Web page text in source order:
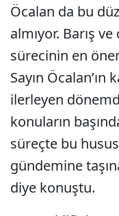
Öcalan da bu
almıyor. Barış
sürecinin en
Sayın Öcalan’ın
ilerleyen
konuların
süreçte bu
gündemine
diye konuştu.